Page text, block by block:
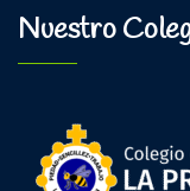
Nuestro